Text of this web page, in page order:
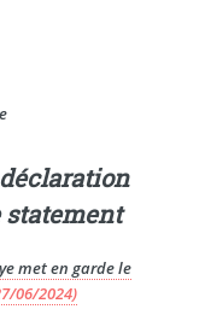
met en garde le
06/2024)